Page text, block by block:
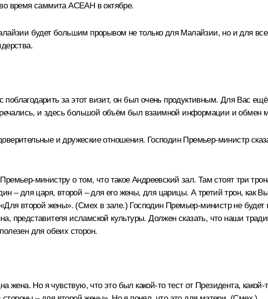
время саммита АСЕАН в октябре.
будет большим прорывом не только для Малайзии, но и для
за этот визит, он был очень продуктивным. Для Вас ещё
и здесь большой объём был взаимной информации и обмен
и дружеские отношения. Господин Премьер-министр
министру о том, что такое Андреевский зал. Там стоят три
– для царя, второй – для его жены, для царицы. А третий трон, как
второй жены». (Смех в зале.) Господин Премьер-министр не
представителя исламской культуры. Должен сказать, что наши
для обеих сторон.
жена. Но я чувствую, что это был какой-то тест от Президента,